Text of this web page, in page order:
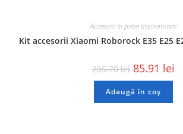
Accesorii si piese aspiratoare
Kit accesorii Xiaomi Roborock E35 E25
205.70lei 85.91 lei
Adaugă în coș